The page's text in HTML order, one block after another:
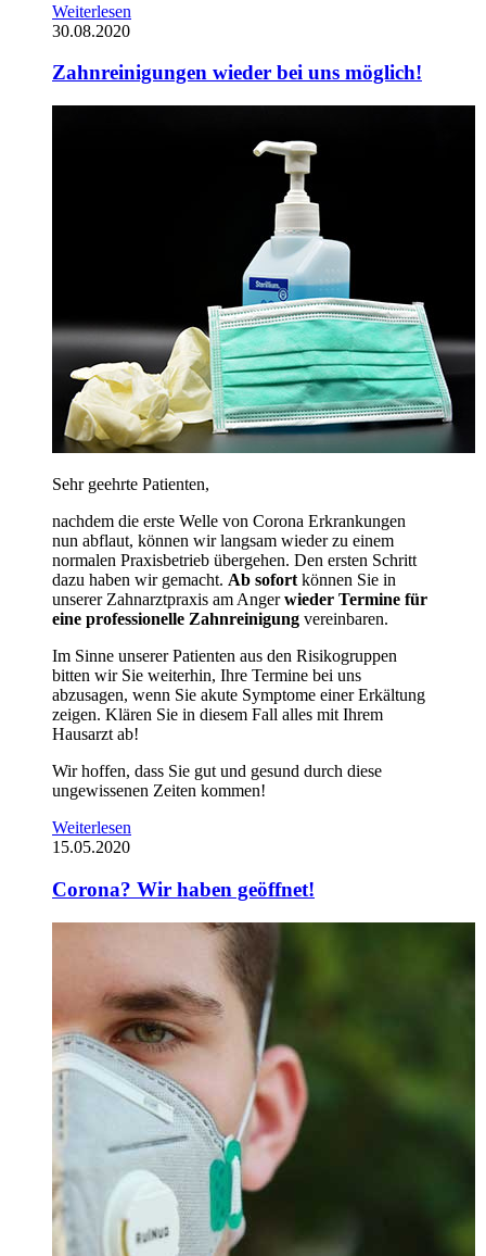
Weiterlesen
30.08.2020
Zahnreinigungen wieder bei uns möglich!
Sehr geehrte Patienten,
nachdem die erste Welle von Corona Erkrankungen
nun abflaut, können wir langsam wieder zu einem
normalen Praxisbetrieb übergehen. Den ersten Schritt
dazu haben wir gemacht. Ab sofort können Sie in
unserer Zahnarztpraxis am Angerwieder Termine für
eine professionelle Zahnreinigung vereinbaren.
Im Sinne unserer Patienten aus den Risikogruppen
bitten wir Sie weiterhin, Ihre Termine bei uns
abzusagen, wenn Sie akute Symptome einer Erkältung
zeigen. Klären Sie in diesem Fall alles mit Ihrem
Hausarzt ab!
Wir hoffen, dass Sie gut und gesund durch diese
ungewissenen Zeiten kommen!
Weiterlesen
15.05.2020
Corona? Wir haben geöffnet!